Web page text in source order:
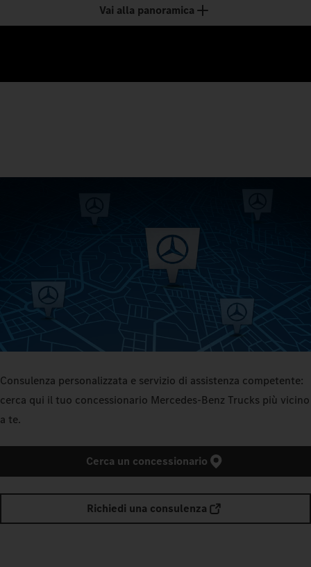
Vai alla panoramica
Consulenza personalizzata e servizio di assistenza competente:
cerca qui il tuo concessionario Mercedes-Benz Trucks più vicino
a te.
Cerca un concessionario
Richiedi una consulenza